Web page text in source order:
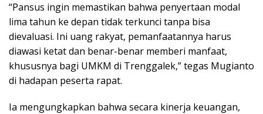
“Pansus ingin memastikan bahwa penyertaan modal
lima tahun ke depan tidak terkunci tanpa bisa
dievaluasi. Ini uang rakyat, pemanfaatannya harus
diawasi ketat dan benar-benar memberi manfaat,
khususnya bagi UMKM di Trenggalek,” tegas Mugianto
di hadapan peserta rapat.
Ia mengungkapkan bahwa secara kinerja keuangan,